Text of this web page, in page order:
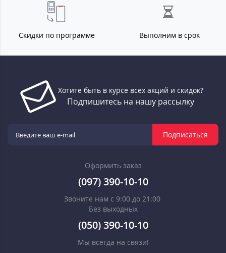
Скидки по программе Выполним в срок
Хотите быть в курсе всех акций и скидок?
Подпишитесь на нашу рассылку
Подписаться
Оформить заказ
(097) 390-10-10
Звоните нам с 9:00 до 21:00
Без выходных
(050) 390-10-10
Мы всегда на связи!